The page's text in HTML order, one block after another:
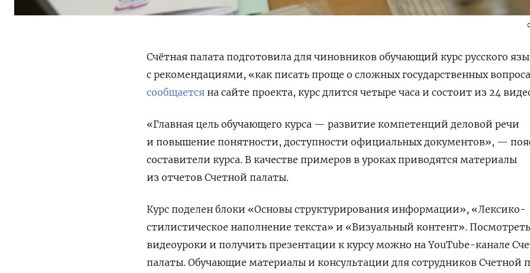
Счётная палата подготовила для чиновников обучающий курс русского
с рекомендациями, «как писать проще о сложных государственных
сообщается на сайте проекта, курс длится четыре часа и состоит из 24
«Главная цель обучающего курса — развитие компетенций деловой речи
и повышение понятности, доступности официальных документов», —
составители курса. В качестве примеров в уроках приводятся материалы
из отчетов Счетной палаты.
Курс поделен блоки «Основы структурирования информации», «Лексико-
стилистическое наполнение текста» и «Визуальный контент». Посмотреть
видеоуроки и получить презентации к курсу можно на YouTube-канале
палаты. Обучающие материалы и консультации для сотрудников Счетной